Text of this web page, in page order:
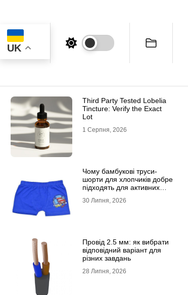
UK
Third Party Tested Lobelia
Tincture: Verify the Exact
Lot
1 Серпня, 2026
Чому бамбукові труси-
шорти для хлопчиків добре
підходять для активних
30 Липня, 2026
Провід 2.5 мм: як вибрати
відповідний варіант для
різних завдань
28 Липня, 2026